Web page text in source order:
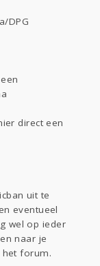
DPG
direct een
uit te
eventueel
wel op ieder
naar je
het forum.